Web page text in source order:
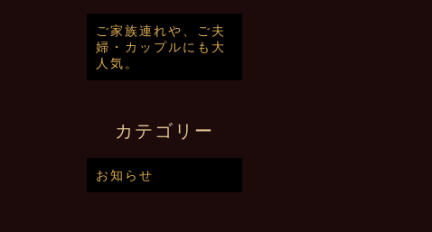
ご家族連れや、ご夫
婦・カップルにも大
人気。
カテゴリー
お知らせ